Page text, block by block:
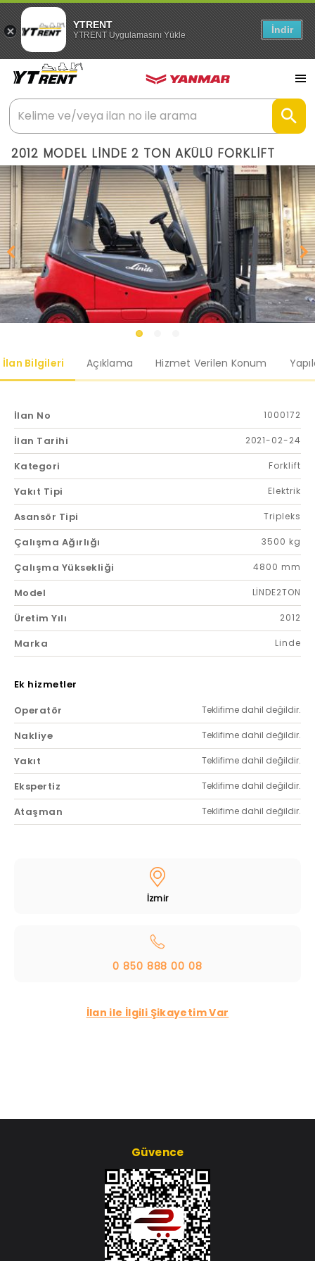
YTRENT
YTRENT Uygulamasını Yükle İndir
2012 MODEL LİNDE 2 TON AKÜLÜ FORKLİFT
İlan Bilgileri Açıklama Hizmet Verilen Konum
İlan No 1000172
İlan Tarihi 2021-02-24
Kategori Forklift
Yakıt Tipi Elektrik
Asansör Tipi Tripleks
Çalışma Ağırlığı 3500 kg
Çalışma Yüksekliği 4800 mm
Model LİNDE2TON
Üretim Yılı 2012
Marka Linde
Ek hizmetler
Operatör
Teklifime dahil değildir.
Nakliye Teklifime dahil değildir.
Yakıt Teklifime dahil değildir.
Ekspertiz Teklifime dahil değildir.
Ataşman Teklifime dahil değildir.
İzmir
0 850 888 00 08
İlan ile İlgili Şikayetim Var
Güvence